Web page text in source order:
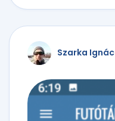
Szarka Ignác